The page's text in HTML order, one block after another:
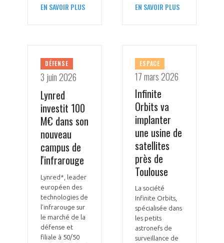
INTERNATIONALISATION
EN SAVOIR PLUS EN SAVOIR PLUS
DÉFENSE
3 juin 2026
Lynred
investit 100
M€ dans son
nouveau
campus de
l'infrarouge
Lynred*, leader
européen des
technologies de
l’infrarouge sur
le marché de la
défense et
filiale à 50/50
ESPACE
17 mars 2026
Infinite
Orbits va
implanter
une usine de
satellites
près de
Toulouse
La société
Infinite Orbits,
spécialisée dans
les petits
astronefs de
surveillance de